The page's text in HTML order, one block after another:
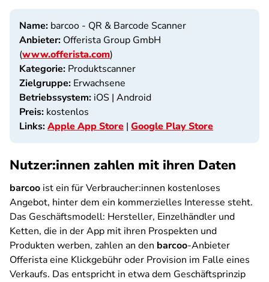
Name: barcoo - QR & Barcode Scanner
Anbieter: Offerista Group GmbH
(www.offerista.com)
Kategorie: Produktscanner
Zielgruppe: Erwachsene
Betriebssystem: iOS | Android
Preis: kostenlos
Links:Apple App Store | Google Play Store
Nutzer:innen zahlen mit ihren Daten
barcoo ist ein für Verbraucher:innen kostenloses
Angebot, hinter dem ein kommerzielles Interesse steht.
Das Geschäftsmodell: Hersteller, Einzelhändler und
Ketten, die in der App mit ihren Prospekten und
Produkten werben, zahlen an den barcoo-Anbieter
Offerista eine Klickgebühr oder Provision im Falle eines
Verkaufs. Das entspricht in etwa dem Geschäftsprinzip